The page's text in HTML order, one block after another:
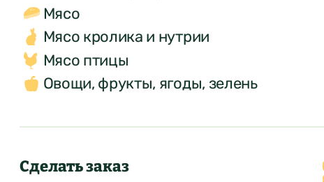
Мясо
Мясо кролика и нутрии
Мясо птицы
Овощи, фрукты, ягоды, зелень
Сделать заказ